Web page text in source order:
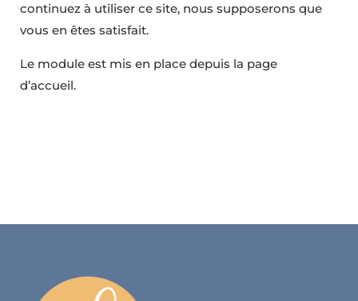
continuez à utiliser ce site, nous supposerons que
vous en êtes satisfait.
Le module est mis en place depuis la page
d’accueil.